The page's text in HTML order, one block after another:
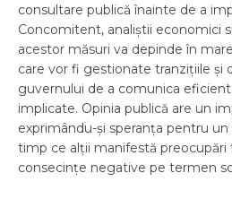
consultare publică înainte de a
Concomitent, analiștii economici
acestor măsuri va depinde în
care vor fi gestionate tranzițiile și
guvernului de a comunica
implicate. Opinia publică are un
exprimându-și speranța pentru
timp ce alții manifestă preocupări
consecințe negative pe termen